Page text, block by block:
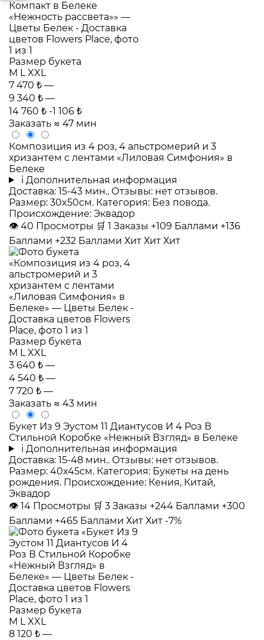
Размер букета
M L XXL
7 470 ₺ —
9 340 ₺ —
14 760 ₺ -1 106 ₺
Заказать ≈ 47 мин
Композиция из 4 роз, 4 альстромерий и 3
хризантем с лентами «Лиловая Симфония» в
Белеке
i Дополнительная информация
Доставка: 15-43 мин.. Отзывы: нет отзывов.
Размер: 30x50см. Категория: Без повода.
Происхождение: Эквадор
👁 40 Просмотры 🛒 1 Заказы +109 Баллами +136
Баллами +232 Баллами Хит Хит Хит
Размер букета
M L XXL
3 640 ₺ —
4 540 ₺ —
7 720 ₺ —
Заказать ≈ 43 мин
Букет Из 9 Эустом 11 Диантусов И 4 Роз В
Стильной Коробке «Нежный Взгляд» в Белеке
i Дополнительная информация
Доставка: 15-48 мин.. Отзывы: нет отзывов.
Размер: 40x45см. Категория: Букеты на день
рождения. Происхождение: Кения, Китай,
Эквадор
👁 14 Просмотры 🛒 3 Заказы +244 Баллами +300
Баллами +465 Баллами Хит Хит -7%
Размер букета
M L XXL
8 120 ₺ —